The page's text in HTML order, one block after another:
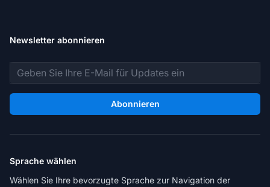
Newsletter abonnieren
E-Mail-Adresse
Abonnieren
Sprache wählen
Wählen Sie Ihre bevorzugte Sprache zur Navigation der